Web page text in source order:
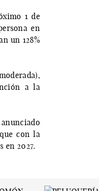
1 de
en
un 128%
a la
con la
en 2027.